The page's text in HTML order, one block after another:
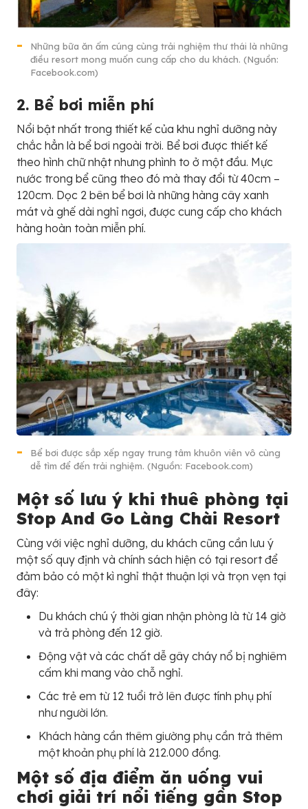
Những bữa ăn ấm cúng cùng trải nghiệm thư thái là những
điều resort mong muốn cung cấp cho du khách. (Nguồn:
Facebook.com)
2. Bể bơi miễn phí
Nổi bật nhất trong thiết kế của khu nghỉ dưỡng này
chắc hẳn là bể bơi ngoài trời. Bể bơi được thiết kế
theo hình chữ nhật nhưng phình to ở một đầu. Mực
nước trong bể cũng theo đó mà thay đổi từ 40cm –
120cm. Dọc 2 bên bể bơi là những hàng cây xanh
mát và ghế dài nghỉ ngơi, được cung cấp cho khách
hàng hoàn toàn miễn phí.
Bể bơi được sắp xếp ngay trung tâm khuôn viên vô cùng
dễ tìm để đến trải nghiệm. (Nguồn: Facebook.com)
Một số lưu ý khi thuê phòng tại
Stop And Go Làng Chài Resort
Cùng với việc nghỉ dưỡng, du khách cũng cần lưu ý
một số quy định và chính sách hiện có tại resort để
đảm bảo có một kì nghỉ thật thuận lợi và trọn vẹn tại
đây:
Du khách chú ý thời gian nhận phòng là từ 14 giờ
và trả phòng đến 12 giờ.
Động vật và các chất dễ gây cháy nổ bị nghiêm
cấm khi mang vào chỗ nghỉ.
Các trẻ em từ 12 tuổi trở lên được tính phụ phí
như người lớn.
Khách hàng cần thêm giường phụ cần trả thêm
một khoản phụ phí là 212.000 đồng.
Một số địa điểm ăn uống vui
chơi giải trí nổi tiếng gần Stop